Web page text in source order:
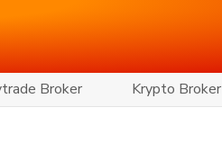
Broker Krypto Broker